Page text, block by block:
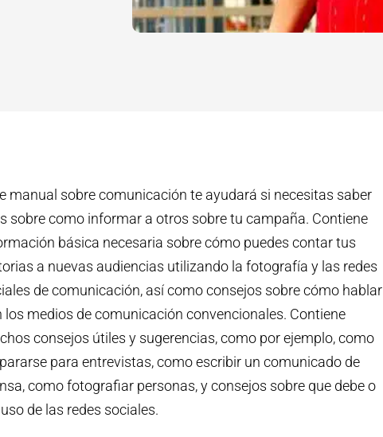
manual sobre comunicación te ayudará si necesitas saber
sobre como informar a otros sobre tu campaña. Contiene
básica necesaria sobre cómo puedes contar tus
a nuevas audiencias utilizando la fotografía y las redes
de comunicación, así como consejos sobre cómo hablar
los medios de comunicación convencionales. Contiene
consejos útiles y sugerencias, como por ejemplo, como
para entrevistas, como escribir un comunicado de
como fotografiar personas, y consejos sobre que debe o
de las redes sociales.